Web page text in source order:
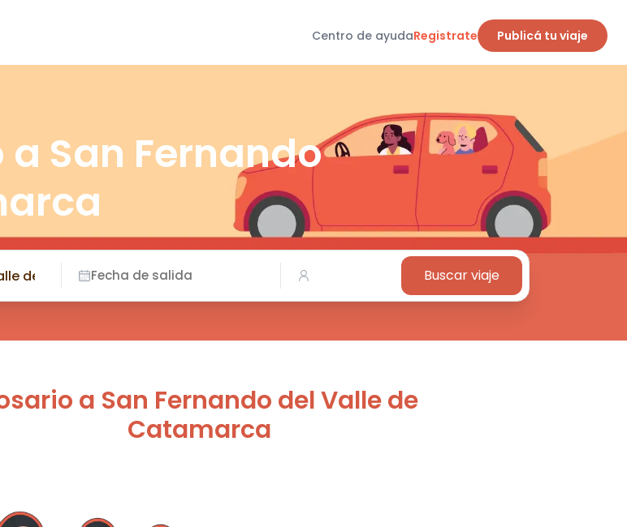
Centro de ayudaRegistrate Publicá tu viaje
San Fernando
Fecha de salida Buscar viaje
a San Fernando del Valle de
Catamarca